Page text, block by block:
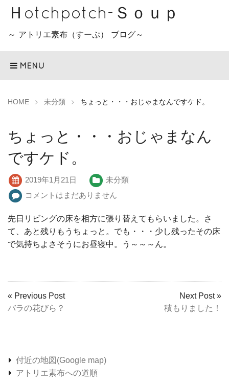
Ｈotchpotch-Ｓｏｕｐ
～ アトリエ素布（すーぷ） ブログ～
MENU
HOME 未分類 ちょっと・・・おじゃまなんですケド。
ちょっと・・・おじゃまなん
ですケド。
2019年1月21日
未分類
コメントはまだありません
先日リビングの床を相方に張り替えてもらいました。さ
て、あと残りもうちょっと。でも・・・少し残ったその床
で気持ちよさそうにお昼寝中。う～～～ん。
« Previous Post
バラの花びら？
Next Post »
積もりました！
付近の地図(Google map)
アトリエ素布への道順